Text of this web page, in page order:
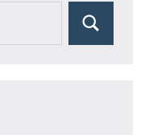
Suchen